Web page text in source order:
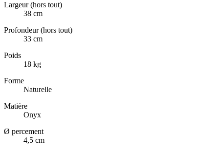
Largeur (hors tout)
38 cm
Profondeur (hors tout)
33 cm
Poids
18 kg
Forme
Naturelle
Matière
Onyx
Ø percement
4,5 cm